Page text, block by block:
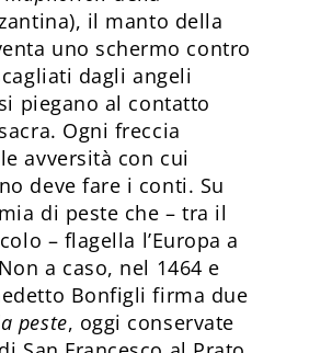
il manto della
uno schermo contro
dagli angeli
piegano al contatto
Ogni freccia
avversità con cui
deve fare i conti. Su
di peste che – tra il
– flagella l’Europa a
a caso, nel 1464 e
Bonfigli firma due
peste, oggi conservate